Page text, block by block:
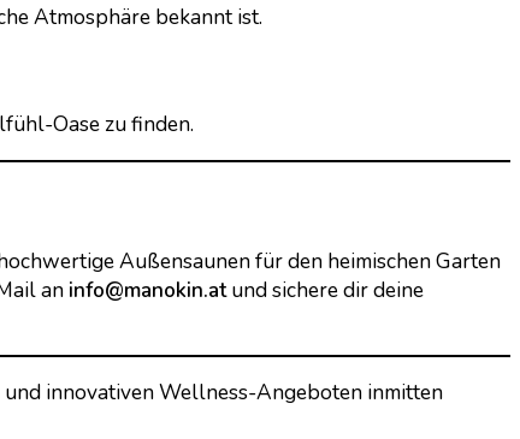
Atmosphäre bekannt ist.
Oase zu finden.
Außensaunen für den heimischen Garten
an info@manokin.atund sichere dir deine
innovativen Wellness-Angeboten inmitten